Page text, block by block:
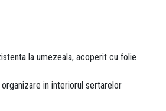
la umezeala, acoperit cu folie
in interiorul sertarelor